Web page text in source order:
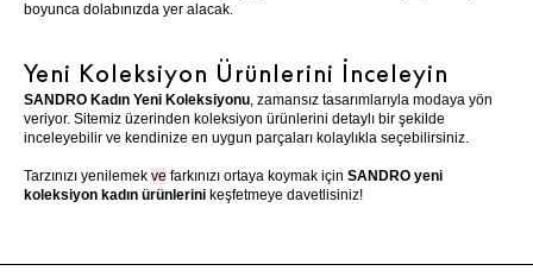
boyunca dolabınızda yer alacak.
Yeni Koleksiyon Ürünlerini İnceleyin
SANDRO Kadın Yeni Koleksiyonu, zamansız tasarımlarıyla modaya yön
veriyor. Sitemiz üzerinden koleksiyon ürünlerini detaylı bir şekilde
inceleyebilir ve kendinize en uygun parçaları kolaylıkla seçebilirsiniz.
Tarzınızı yenilemek ve farkınızı ortaya koymak için SANDRO yeni
koleksiyon kadın ürünlerini keşfetmeye davetlisiniz!